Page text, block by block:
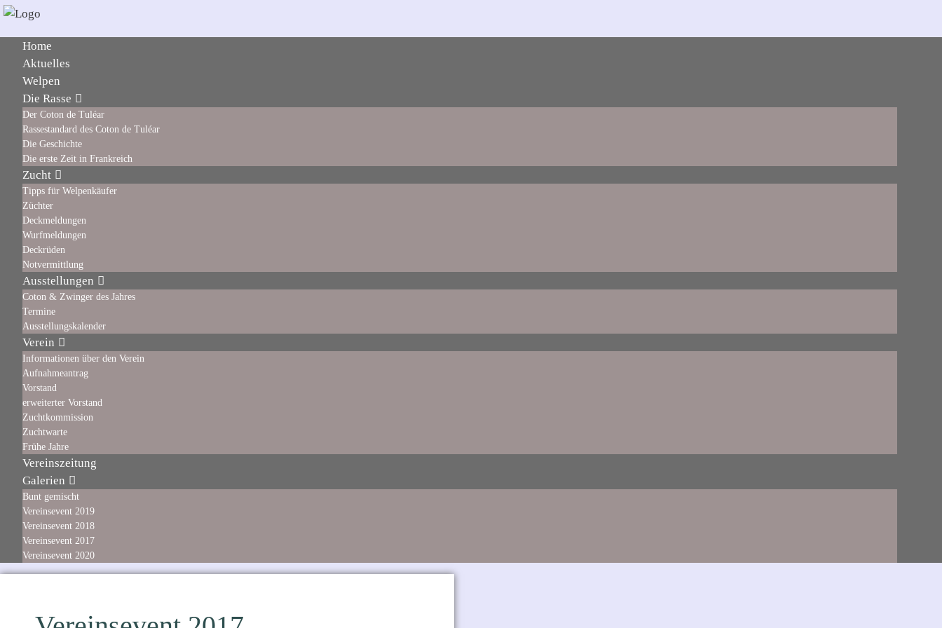
Home
Aktuelles
Welpen
Die Rasse
Der Coton de Tuléar
Rassestandard des Coton de Tuléar
Die Geschichte
Die erste Zeit in Frankreich
Zucht
Tipps für Welpenkäufer
Züchter
Deckmeldungen
Wurfmeldungen
Deckrüden
Notvermittlung
Ausstellungen
Coton & Zwinger des Jahres
Termine
Ausstellungskalender
Verein
Informationen über den Verein
Aufnahmeantrag
Vorstand
erweiterter Vorstand
Zuchtkommission
Zuchtwarte
Frühe Jahre
Vereinszeitung
Galerien
Bunt gemischt
Vereinsevent 2019
Vereinsevent 2018
Vereinsevent 2017
Vereinsevent 2020